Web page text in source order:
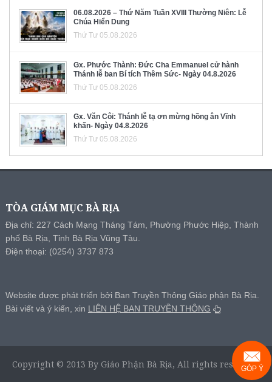
06.08.2026 – Thứ Năm Tuần XVIII Thường Niên: Lễ
Chúa Hiển Dung
Thứ Tư 05.08.2026
Gx. Phước Thành: Đức Cha Emmanuel cử hành
Thánh lễ ban Bí tích Thêm Sức- Ngày 04.8.2026
Thứ Tư 05.08.2026
Gx. Văn Côi: Thánh lễ tạ ơn mừng hồng ân Vĩnh
khấn- Ngày 04.8.2026
Thứ Tư 05.08.2026
TÒA GIÁM MỤC BÀ RỊA
Địa chỉ: 227 Cách Mạng Tháng Tám, Phường Phước Hiệp, Thành
phố Bà Rịa, Tỉnh Bà Rịa Vũng Tàu.
Điện thoại: (0254) 3737 873
Website được phát triển bởi Ban Truyền Thông Giáo phận Bà Rịa.
Bài viết và ý kiến, xin LIÊN HỆ BAN TRUYỀN THÔNG
Copyright © 2013 By Giáo Phận Bà Rịa, All rights reserved.
GÓP Ý